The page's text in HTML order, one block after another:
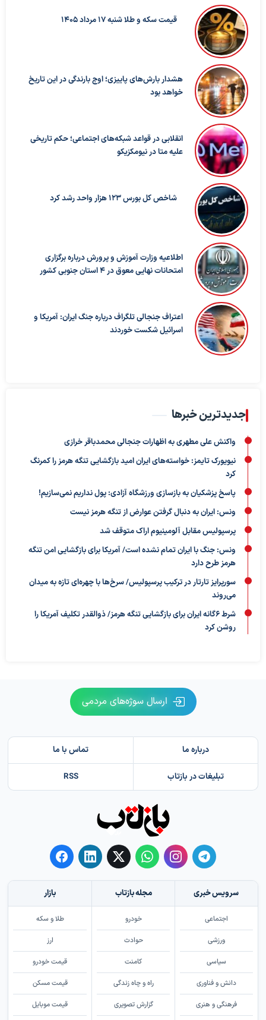
قیمت سکه و طلا شنبه 17 مرداد 1405
هشدار بارش‌های پاییزی؛ اوج بارندگی در این تاریخ
خواهد بود
انقلابی در قواعد شبکه‌های اجتماعی؛ حکم تاریخی
علیه متا در نیومکزیکو
شاخص کل بورس ۱۲۳ هزار واحد رشد کرد
اطلاعیه وزارت آموزش و پرورش درباره برگزاری
امتحانات نهایی معوق در ۴ استان جنوبی کشور
اعتراف جنجالی تلگراف درباره جنگ ایران: آمریکا و
اسرائیل شکست خوردند
جدیدترین خبرها
واکنش علی مطهری به اظهارات جنجالی محمدباقر خرازی
نیویورک تایمز: خواسته‌های ایران امید بازگشایی تنگه هرمز را کمرنگ
کرد
پاسخ پزشکیان به بازسازی ورزشگاه آزادی: پول نداریم نمی‌سازیم!
ونس: ایران به دنبال گرفتن عوارض از تنگه هرمز نیست
پرسپولیس مقابل آلومینیوم اراک متوقف شد
ونس: جنگ با ایران تمام نشده است/ آمریکا برای بازگشایی امن تنگه
هرمز طرح دارد
سورپرایز تارتار در ترکیب پرسپولیس/ سرخ‌ها با چهره‌ای تازه به میدان
می‌روند
شرط ۶گانه ایران برای بازگشایی تنگه هرمز/ ذوالقدر تکلیف آمریکا را
روشن کرد
ارسال سوژه‌های مردمی
درباره ما تماس با ما
تبلیغات در بازتاب RSS
سرویس خبری
اجتماعی
ورزشی
سیاسی
دانش و فناوری
فرهنگی و هنری
مجله بازتاب
خودرو
حوادث
کامنت
راه و چاه زندگی
گزارش تصویری
بازار
طلا و سکه
ارز
قیمت خودرو
قیمت مسکن
قیمت موبایل